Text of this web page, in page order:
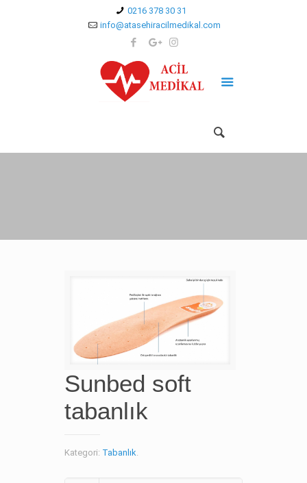
0216 378 30 31
info@atasehiracilmedikal.com
Sunbed soft
tabanlık
Kategori: Tabanlık